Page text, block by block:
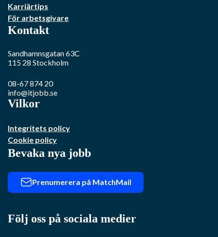
Karriärtips
För arbetsgivare
Kontakt
Sandhamnsgatan 63C
115 28 Stockholm
08-67 874 20
info@itjobb.se
Vilkor
Integritets policy
Cookie policy
Bevaka nya jobb
Prenumerera på MatchMail
Följ oss på sociala medier